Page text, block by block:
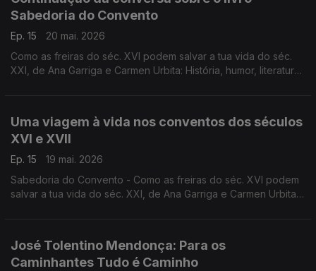
Sabedoria do Convento
Ep. 15
20 mai. 2026
Como as freiras do séc. XVI podem salvar a tua vida do séc.
XXI, de Ana Garriga e Carmen Urbita: História, humor, literatura,
Uma viagem à vida nos conventos dos séculos
XVI e XVII
Ep. 15
19 mai. 2026
Sabedoria do Convento - Como as freiras do séc. XVI podem
salvar a tua vida do séc. XXI, de Ana Garriga e Carmen Urbita,
José Tolentino Mendonça: Para os
Caminhantes Tudo é Caminho